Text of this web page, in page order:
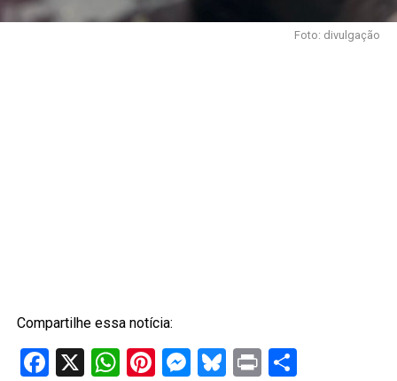
Foto: divulgação
Compartilhe essa notícia:
Facebook
X WhatsApp
Pinterest
Messenger
Bluesky
PrintShare